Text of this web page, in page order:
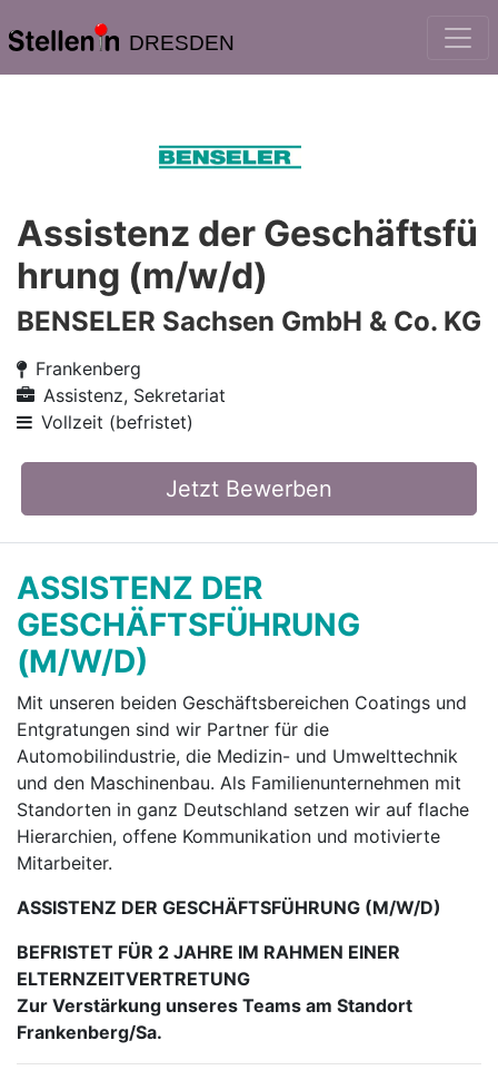
DRESDEN
Assistenz der Geschäftsfü
hrung (m/w/d)
BENSELER Sachsen GmbH & Co. KG
Frankenberg
Assistenz, Sekretariat
Vollzeit (befristet)
Jetzt Bewerben
ASSISTENZ DER
GESCHÄFTSFÜHRUNG
(M/W/D)
Mit unseren beiden Geschäftsbereichen Coa­tings und
Entgratungen sind wir Partner für die
Automobilindustrie, die Medizin- und Umwelt­technik
und den Maschinenbau. Als Familienun­ternehmen mit
Standorten in ganz Deutschland setzen wir auf flache
Hierarchien, offene Kom­munikation und motivierte
Mitarbeiter.
ASSISTENZ DER GESCHÄFTSFÜHRUNG (M/W/D)
BEFRISTET FÜR 2 JAHRE IM RAHMEN EINER
ELTERNZEITVERTRETUNG
Zur Verstärkung unseres Teams am Standort
Frankenberg/Sa.